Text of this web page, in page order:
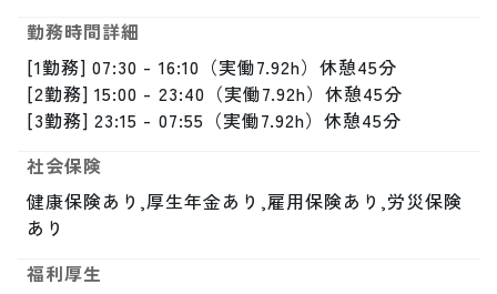
勤務時間詳細
[1勤務] 07:30 - 16:10（実働7.92h）休憩45分
[2勤務] 15:00 - 23:40（実働7.92h）休憩45分
[3勤務] 23:15 - 07:55（実働7.92h）休憩45分
社会保険
健康保険あり,厚生年金あり,雇用保険あり,労災保険
あり
福利厚生